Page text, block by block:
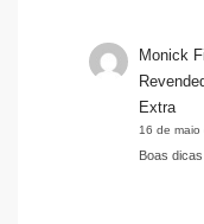
Monick
Extra
16 de maio
Boas